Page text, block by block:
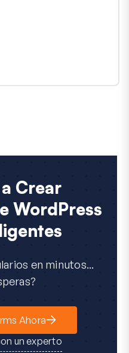
Crear
WordPress
en minutos...
Ahora
un experto